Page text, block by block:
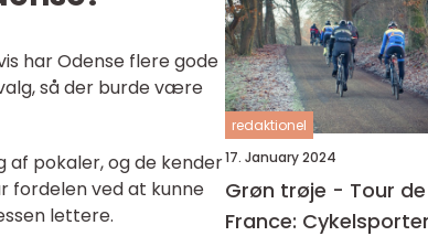
har Odense flere gode
så der burde være
af pokaler, og de kender
fordelen ved at kunne
lettere.
redaktionel
17. January 2024
Grøn trøje - Tour de
France: